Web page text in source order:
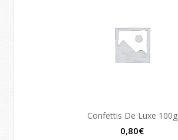
Confettis De Luxe 100g
0,80€